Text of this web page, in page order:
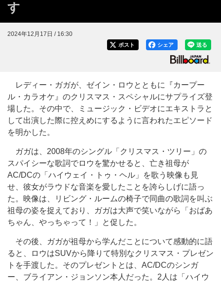
す
2024年12月17日 / 16:30
送る
シェア
ポスト
レディー・ガガが、ゼイン・ロウとともに『カープー
ル・カラオケ』のクリスマス・スペシャルにサプライズ登
場した。その中で、ミュージック・ビデオにエキストラと
して出演した際に控えめにするように言われたエピソード
を明かした。
ガガは、2008年のシングル「クリスマス・ツリー」の
スパイシーな歌詞でロウを驚かせると、亡き祖母が
AC/DCの「ハイウェイ・トゥ・ヘル」を歌う映像も見
せ、彼女がラウドな音楽を愛したことを誇らしげに語っ
た。映像は、リビング・ルームの椅子で同曲の歌詞を叫ぶ
祖母の姿を捉えており、ガガは大声で笑いながら「おばあ
ちゃん、やっちゃって！」と促した。
その後、ガガが祖母から学んだことについて感動的に語
ると、ロウはSUVから降りて特別なクリスマス・プレゼン
トを手渡した。そのプレゼントとは、AC/DCのシンガ
ー、ブライアン・ジョンソン本人だった。2人は「ハイウ